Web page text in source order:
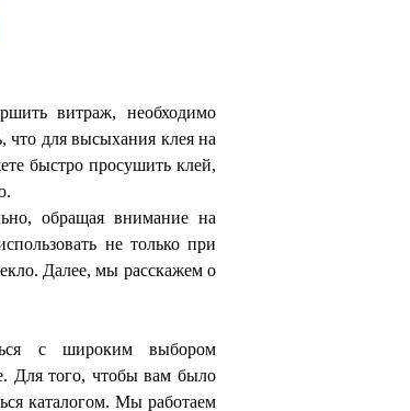
витраж, необходимо
что для высыхания клея на
быстро просушить клей,
обращая внимание на
не только при
Далее, мы расскажем о
с широким выбором
Для того, чтобы вам было
каталогом. Мы работаем